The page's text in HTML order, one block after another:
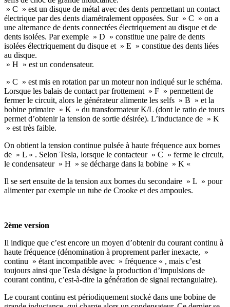
» C » est un disque de métal avec des dents permettant un contact
électrique par des dents diamétralement opposées. Sur » C » on a
une alternance de dents connectées électriquement au disque et de
dents isolées. Par exemple » D » constitue une paire de dents
isolées électriquement du disque et » E » constitue des dents liées
au disque.
» H » est un condensateur.
» C » est mis en rotation par un moteur non indiqué sur le schéma.
Lorsque les balais de contact par frottement » F » permettent de
fermer le circuit, alors le générateur alimente les selfs » B » et la
bobine primaire » K » du transformateur K/L (dont le ratio de tours
permet d’obtenir la tension de sortie désirée). L’inductance de » K
» est très faible.
On obtient la tension continue pulsée à haute fréquence aux bornes
de » L « . Selon Tesla, lorsque le contacteur » C » ferme le circuit,
le condensateur » H » se décharge dans la bobine » K «
Il se sert ensuite de la tension aux bornes du secondaire » L » pour
alimenter par exemple un tube de Crooke et des ampoules.
2ème version
Il indique que c’est encore un moyen d’obtenir du courant continu à
haute fréquence (dénomination à proprement parler inexacte, »
continu » étant incompatible avec » fréquence « , mais c’est
toujours ainsi que Tesla désigne la production d’impulsions de
courant continu, c’est-à-dire la génération de signal rectangulaire).
Le courant continu est périodiquement stocké dans une bobine de